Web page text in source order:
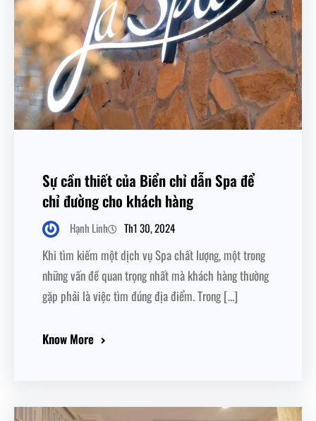
Sự cần thiết của Biển chỉ dẫn Spa để
chỉ đường cho khách hàng
Hạnh Linh Th1 30, 2024
Khi tìm kiếm một dịch vụ Spa chất lượng, một trong
những vấn đề quan trọng nhất mà khách hàng thường
gặp phải là việc tìm đúng địa điểm. Trong […]
Know More